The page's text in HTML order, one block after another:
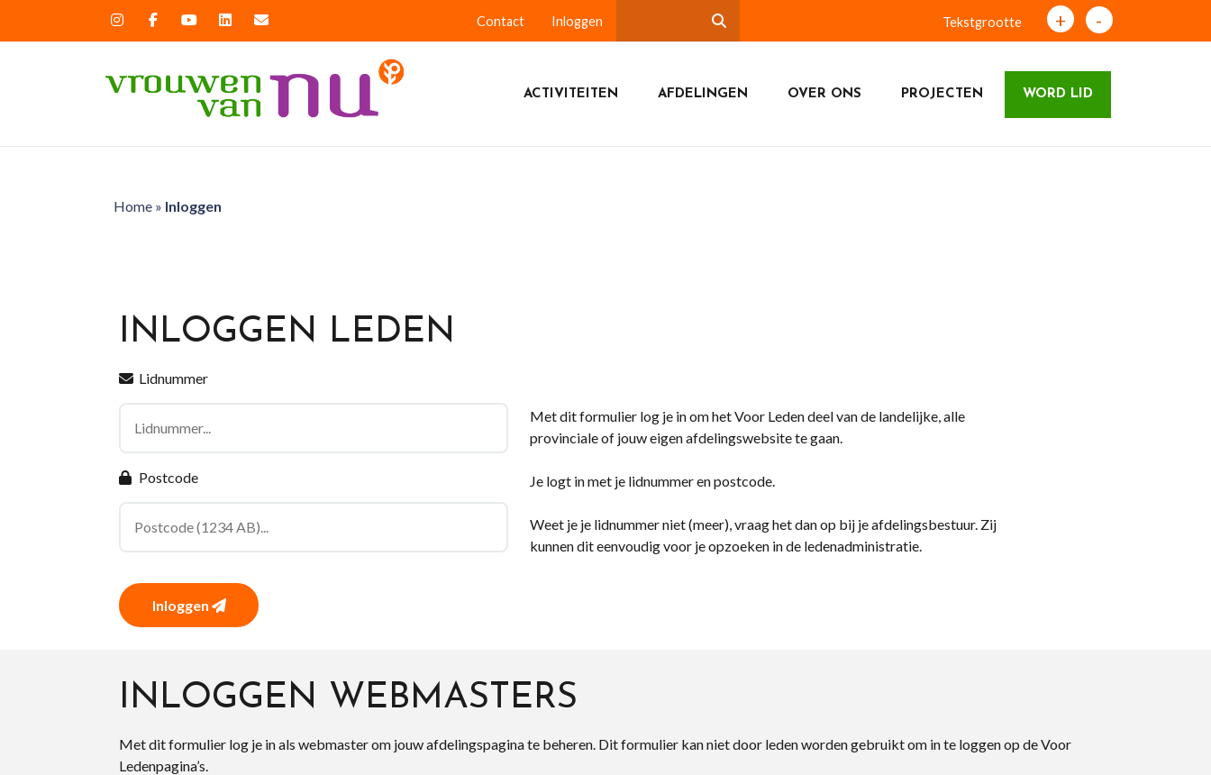
Contact Inloggen Tekstgrootte + -
ACTIVITEITEN AFDELINGEN OVER ONS PROJECTEN WORD LID
Home» Inloggen
INLOGGEN LEDEN
Lidnummer
Postcode
Inloggen
Met dit formulier log je in om het Voor Leden deel van de landelijke, alle
provinciale of jouw eigen afdelingswebsite te gaan.
Je logt in met je lidnummer en postcode.
Weet je je lidnummer niet (meer), vraag het dan op bij je afdelingsbestuur. Zij
kunnen dit eenvoudig voor je opzoeken in de ledenadministratie.
INLOGGEN WEBMASTERS
Met dit formulier log je in als webmaster om jouw afdelingspagina te beheren. Dit formulier kan niet door leden worden gebruikt om in te loggen op de Voor
Ledenpagina’s.